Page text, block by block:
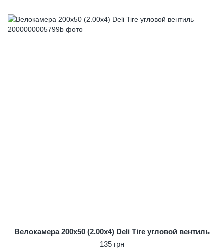
Велокамера 200x50 (2.00x4) Deli Tire угловой вентиль
135 грн